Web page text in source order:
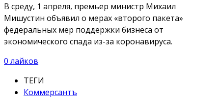
В среду, 1 апреля, премьер министр Михаил
Мишустин объявил о мерах «второго пакета»
федеральных мер поддержки бизнеса от
экономического спада из-за коронавируса.
0 лайков
ТЕГИ
Коммерсантъ